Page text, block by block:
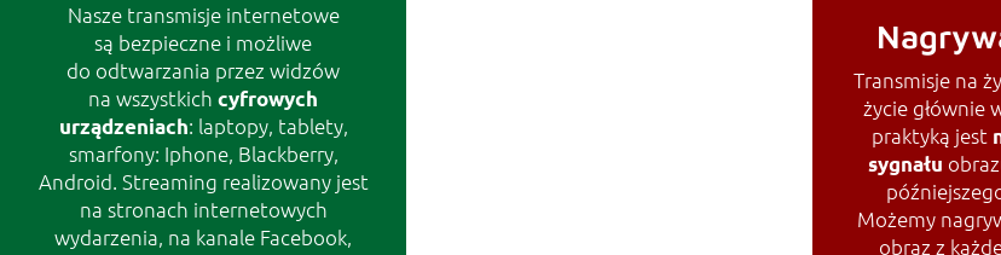
Nasze transmisje internetowe
są bezpieczne i możliwe
do odtwarzania przez widzów
na wszystkich cyfrowych
urządzeniach: laptopy, tablety,
smarfony: Iphone, Blackberry,
Android. Streaming realizowany jest
na stronach internetowych
wydarzenia, na kanale Facebook,
Transmisje na
życie głównie
praktyką jest
sygnału
Możemy
obraz z